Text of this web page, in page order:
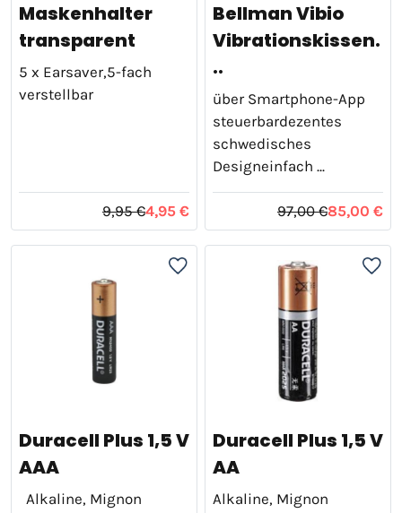
Maskenhalter
transparent
5 x Earsaver,5-fach
verstellbar
9,95 €4,95 €
Bellman Vibio
Vibrationskissen.
..
über Smartphone-App
steuerbardezentes
schwedisches
Designeinfach ...
97,00 €85,00 €
Duracell Plus 1,5 V
AAA
Alkaline, Mignon
Duracell Plus 1,5 V
AA
Alkaline, Mignon